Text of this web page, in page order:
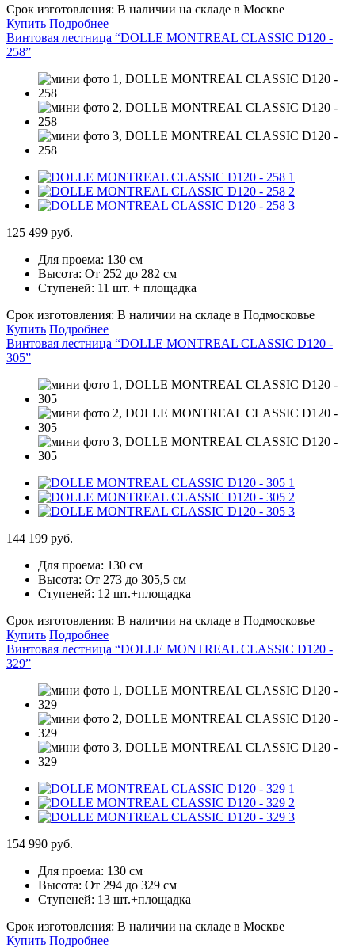
Срок изготовления: В наличии на складе в Москве
Купить Подробнее
Винтовая лестница “DOLLE MONTREAL CLASSIC D120 -
258”
125 499 руб.
Для проема: 130 см
Высота: От 252 до 282 см
Ступеней: 11 шт. + площадка
Срок изготовления: В наличии на складе в Подмосковье
Купить Подробнее
Винтовая лестница “DOLLE MONTREAL CLASSIC D120 -
305”
144 199 руб.
Для проема: 130 см
Высота: От 273 до 305,5 см
Ступеней: 12 шт.+площадка
Срок изготовления: В наличии на складе в Подмосковье
Купить Подробнее
Винтовая лестница “DOLLE MONTREAL CLASSIC D120 -
329”
154 990 руб.
Для проема: 130 см
Высота: От 294 до 329 см
Ступеней: 13 шт.+площадка
Срок изготовления: В наличии на складе в Москве
Купить Подробнее